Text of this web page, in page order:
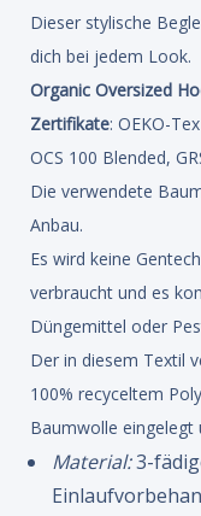
Dieser stylische
dich bei jedem Look.
Organic Oversized
Zertifikate: OEKO-
OCS 100 Blended,
Die verwendete
Anbau.
Es wird keine
verbraucht und es
Düngemittel oder
Der in diesem Textil
100% recyceltem
Baumwolle eingelegt
Material:3-